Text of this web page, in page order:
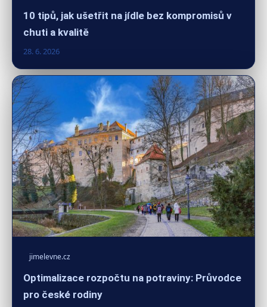
10 tipů, jak ušetřit na jídle bez kompromisů v
chuti a kvalitě
28. 6. 2026
jimelevne.cz
Optimalizace rozpočtu na potraviny: Průvodce
pro české rodiny